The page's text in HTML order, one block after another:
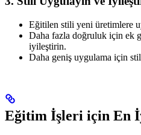
Eğitilen stili yeni üretimlere
Daha fazla doğruluk için ek
iyileştirin.
Daha geniş uygulama için
Eğitim İşleri için En